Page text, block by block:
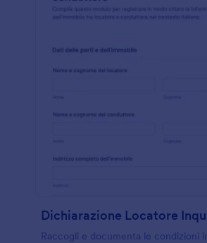
Dichiarazione Locatore
Raccogli e documenta le condizioni